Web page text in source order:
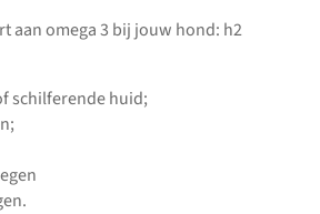
aan omega 3 bij jouw hond: h2
schilferende huid;